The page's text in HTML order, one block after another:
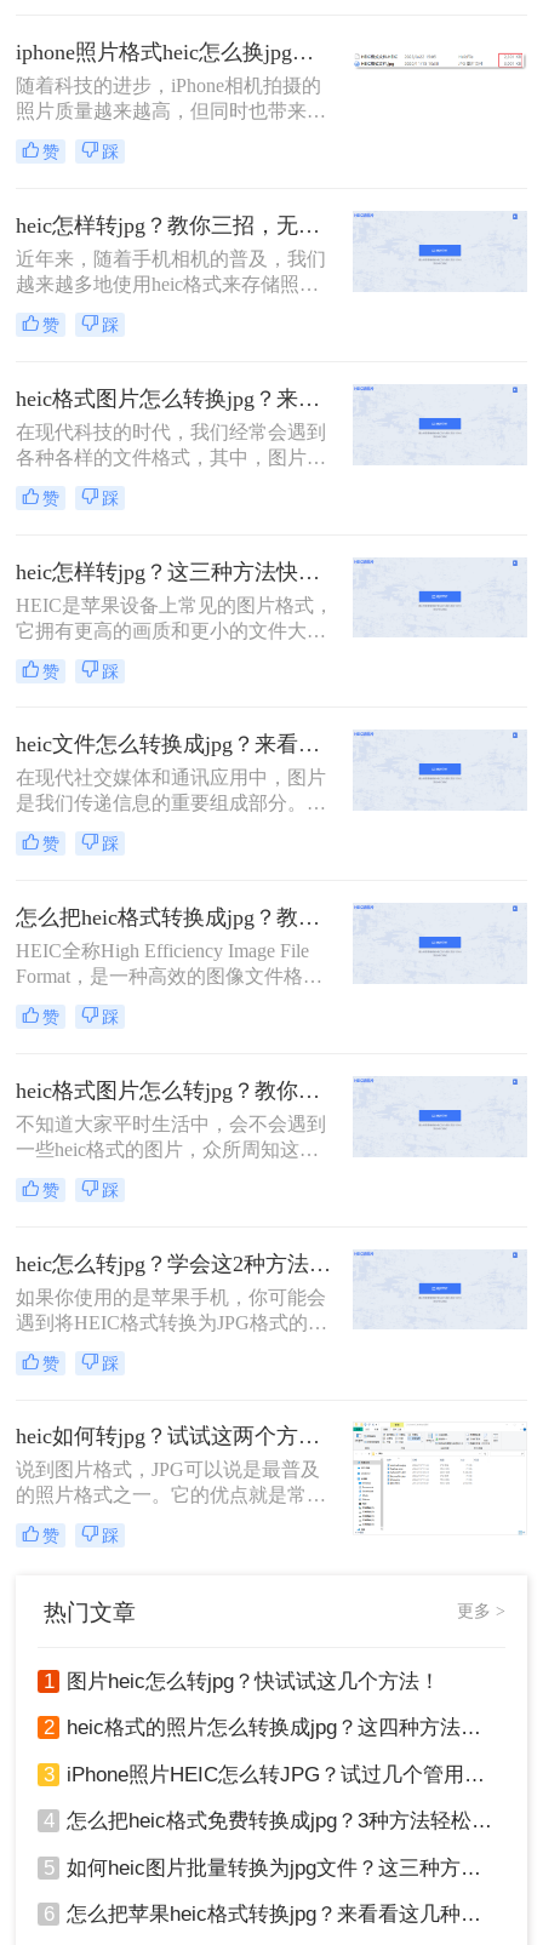
打开或编辑HEIC格式的图片。因此，
将HEIC转换成JPG格式成为了一个常
见的需求。那么heic怎么换成jpg呢？
本文将为您介绍三种实用的方法，帮
助您轻松完成HEIC到JPG的转换。
iphone照片格式heic怎么换jpg？教你4招，快速转换！
随着科技的进步，iPhone相机拍摄的
照片质量越来越高，但同时也带来了
一个问题，那就是照片格式的多样
性。iPhone默认使用HEIC格式来保存
图像质量，但在一些设备和平台上可
能不被广泛支持。因此，将HEIC格式
转换为JPG格式成为了一个常见的需
求。本文将详细介绍iphone照片格式
heic怎么换jpg。
赞 踩
heic怎样转jpg？教你三招，无损转换！
近年来，随着手机相机的普及，我们
越来越多地使用heic格式来存储照
片。然而，与传统的jpg格式相比，
heic格式的兼容性较差，不支持的设
怎样转jpg问题，本文将向您介绍三种
简单而有效的方法，帮助将heic格式
的照片转换为常用的jpg格式。
赞 踩
heic格式图片怎么转换jpg？来看看这三种简单的方法详解！
在现代科技的时代，我们经常会遇到
各种各样的文件格式，其中，图片格
式也是其中之一。HEIC（High
Efficiency Image File Format）格式作
JPG格式具备更高的压缩效率和更好
的图像质量。然而，由于HEIC格式的
兼容性问题，它并不适用于所有设备
和软件。所以，当我们将HEIC格式的
图片转换为JPG格式时，就需要借助
一些工具和技巧。那么heic格式图片
的方法，帮助你轻松实现HEIC转JPG
赞 踩
heic怎样转jpg？这三种方法快速转换格式！
HEIC是苹果设备上常见的图片格式，
它拥有更高的画质和更小的文件大
小。然而，由于HEIC格式的图片在一
些设备和平台上不兼容，很多用户需
广泛地使用。那么，heic怎样转jpg
呢？下面将为大家介绍三种简单的方
法。
赞 踩
heic文件怎么转换成jpg？来看看这二种方法吧！
在现代社交媒体和通讯应用中，图片
是我们传递信息的重要组成部分。然
而，一些设备（如iPhone）默认保存
图片为HEIC格式，这在某些情况下可
在兼容性问题，许多人希望将其转换
为更常见的JPEG格式。本文将详细介
绍heic文件怎么转换成jpg，以及一些
应用程序和工具的推荐。
赞 踩
怎么把heic格式转换成jpg？教你三种简单的图片格式转换方法！
HEIC全称High Efficiency Image File
Format，是一种高效的图像文件格
式，由Moving Picture Experts
Group（MPEG）制定。HEIC在图片
秀，而且支持透明度、动画和深色模
式等功能。相比于JPEG，HEIC格式
图片在存储相同图片质量的情况下，
可以节省大量的存储空间。怎么把
heic格式转换成jpg？虽然HEI
赞 踩
heic格式图片怎么转jpg？教你二种简单的免费转换方法！
不知道大家平时生活中，会不会遇到
一些heic格式的图片，众所周知这是
iOS系统特有的一种图片格式存储方
式。 这种格式的图片也只有在苹果手
在其他设备查看的情况，这个时候就
需要将heic格式转换成常见的jpg格式
了。
赞 踩
heic怎么转jpg？学会这2种方法，轻松打开heic格式照片！
如果你使用的是苹果手机，你可能会
遇到将HEIC格式转换为JPG格式的问
题。虽然HEIC格式在保存图像时可以
节省大量存储空间，但不是所有设备
的方法，可以帮助你将HEIC格式转换
为JPG格式。
赞 踩
heic如何转jpg？试试这两个方法，高效转换，一键解决！
说到图片格式，JPG可以说是最普及
的照片格式之一。它的优点就是常用
和通用，因此是所有设备都支持的画
片格式！无论是手机、相机、电脑，
非常方便的照片格式。不仅如此，
JPG格式的容量也很小，要比RAW格
如果自己手中的照片不是JPG格式，
heic如何转jpg？和转转师妹一起来学
学吧！
赞 踩
热门文章 更多 >
1 图片heic怎么转jpg？快试试这几个方法！
2 heic格式的照片怎么转换成jpg？这四种方法快速转换格式！
3 iPhone照片HEIC怎么转JPG？试过几个管用的方法！
4 怎么把heic格式免费转换成jpg？3种方法轻松解决，原来这么简单！
5 如何heic图片批量转换为jpg文件？这三种方法快速转换格式！
6 怎么把苹果heic格式转换jpg？来看看这几种方法吧！